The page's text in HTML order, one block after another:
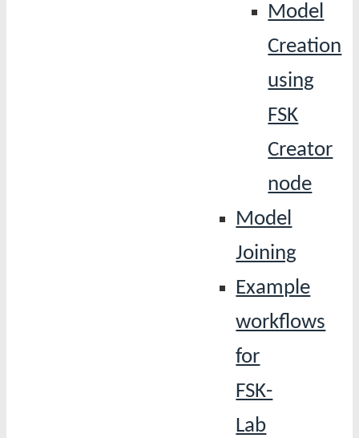
Model
Creation
using
FSK
Creator
node
Model
Joining
Example
workflows
for
FSK-
Lab